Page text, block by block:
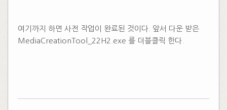
여기까지 하면 사전 작업이 완료된 것이다. 앞서 다운 받은
MediaCreationTool_22H2.exe 를 더블클릭 한다.